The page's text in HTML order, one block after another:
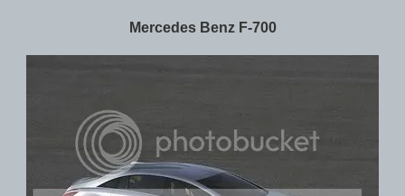
Mercedes Benz F-700